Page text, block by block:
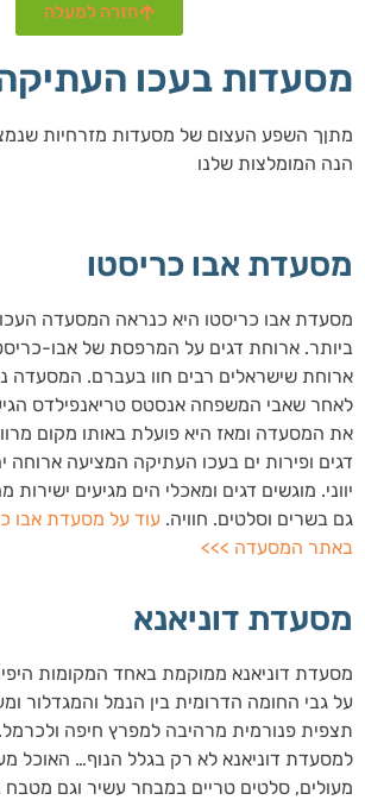
חזרה למעלה
מסעדות בעכו
מתןך השפע העצום של מסעדות מזרחיות
הנה המומלצות שלנו
מסעדת אבו כריסטו
מסעדת אבו כריסטו היא כנראה המסעדה
ביותר. ארוחת דגים על המרפסת של אבו-
לאחר שאבי המשפחה אנסטס טריאנפילדס הגיע
את המסעדה ומאז היא פועלת באותו מקום
דגים ופירות ים בעכו העתיקה המציעה ארוחה
יווני. מוגשים דגים ומאכלי הים מגיעים
גם בשרים וסלטים. חוויה. עוד על מסעדת אבו
באתר המסעדה >>>
מסעדת דוניאנא
מסעדת דוניאנא ממוקמת באחד המקומות
על גבי החומה הדרומית בין הנמל והמגדלור
תצפית פנורמית מרהיבה למפרץ חיפה
למסעדת דוניאנא לא רק בגלל הנוף… האוכל
מעולים, סלטים טריים במבחר עשיר וגם מטבח